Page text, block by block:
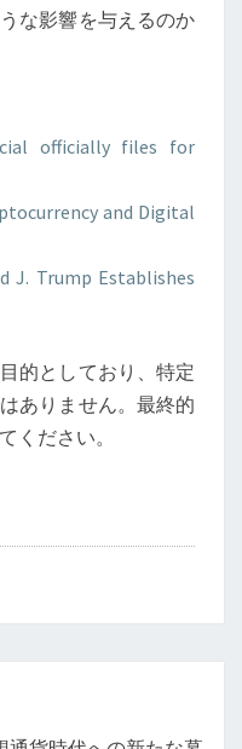
な影響を与えるのか
officially files for
and Digital
J. Trump Establishes
的としており、特定
ありません。最終的
ください。